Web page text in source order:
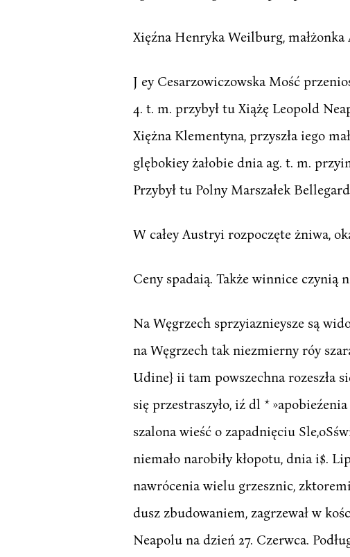
Xięźna Henryka Weilburg, małżonka
J ey Cesarzowiczowska Mość
4. t. m. przybył tu Xiążę Leopold
Xiężna Klementyna, przyszła iego
glębokiey żałobie dnia ag. t. m.
Przybył tu Polny Marszałek
W całey Austryi rozpoczęte żniwa,
Ceny spadaią. Także winnice czynią
Na Węgrzech sprzyiaznieysze są
na Węgrzech tak niezmierny róy
Udine} ii tam powszechna rozeszła
się przestraszyło, iź dl *
szalona wieść o zapadnięciu
niemało narobiły kłopotu, dnia i$.
nawrócenia wielu grzesznic,
dusz zbudowaniem, zagrzewał w
Neapolu na dzień 27. Czerwca.